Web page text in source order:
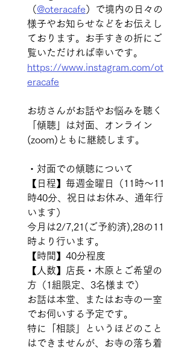
（@oteracafe）で境内の日々の
様子やお知らせなどをお伝えし
ております。お手すきの折にご
覧いただければ幸いです。
https://www.instagram.com/ot
eracafe
お坊さんがお話やお悩みを聴く
「傾聴」は対面、オンライン
(zoom)ともに継続します。
・対面での傾聴について
【日程】毎週金曜日（11時〜11
時40分、祝日はお休み、通年行
います）
今月は2/7,21(ご予約済),28の11
時より行います。
【時間】40分程度
【人数】店長・木原とご希望の
方（1組限定、3名様まで）
お話は本堂、またはお寺の一室
でお伺いする予定です。
特に「相談」というほどのこと
はできませんが、お寺の落ち着